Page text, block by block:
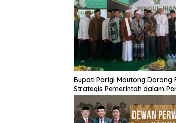
Bupati Parigi Moutong Dorong
Strategis Pemerintah dalam